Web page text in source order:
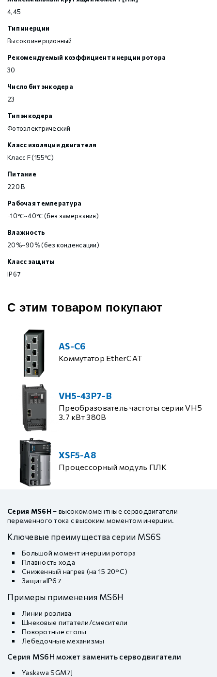
4,45
Тип инерции
Высокоинерционный
Рекомендуемый коэффициент инерции ротора
30
Число бит энкодера
23
Тип энкодера
Фотоэлектрический
Класс изоляции двигателя
Класс F (155℃)
Питание
220 В
Рабочая температура
-10℃~40℃ (без замерзания)
Влажность
20%~90% (без конденсации)
Класс защиты
IP67
С этим товаром покупают
AS-C6
Коммутатор EtherCAT
VH5-43P7-B
Преобразователь частоты серии VH5
3.7 кВт 380В
XSF5-A8
Процессорный модуль ПЛК
Серия MS6H– высокомоментные серводвигатели
переменного тока с высоким моментом инерции.
Ключевые преимущества серии MS6S
Большой момент инерции ротора
Плавность хода
Сниженный нагрев (на 15 20°C)
ЗащитаIP67
Примеры применения MS6H
Линии розлива
Шнековые питатели/смесители
Поворотные столы
Лебедочные механизмы
Серия MS6H может заменить серводвигатели
Yaskawa SGM7J